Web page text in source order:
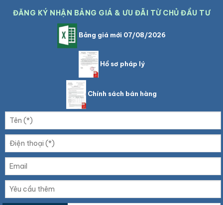
ĐĂNG KÝ NHẬN BẢNG GIÁ & ƯU ĐÃI TỪ CHỦ ĐẦU TƯ
Bảng giá mới 07/08/2026
Hồ sơ pháp lý
Chính sách bán hàng